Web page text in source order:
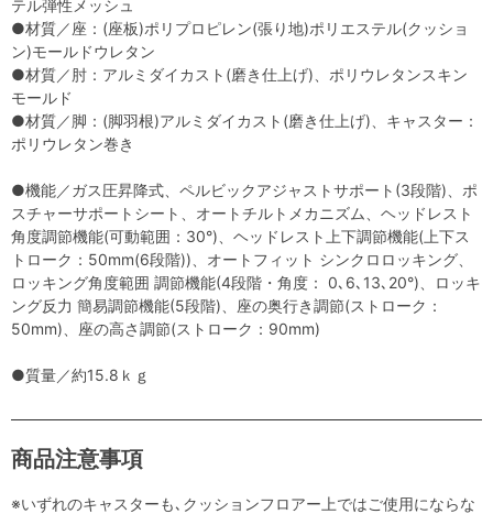
テル弾性メッシュ
●材質／座：(座板)ポリプロピレン(張り地)ポリエステル(クッショ
ン)モールドウレタン
●材質／肘：アルミダイカスト(磨き仕上げ)、ポリウレタンスキン
モールド
●材質／脚：(脚羽根)アルミダイカスト(磨き仕上げ)、キャスター：
ポリウレタン巻き
●機能／ガス圧昇降式、ペルビックアジャストサポート(3段階)、ポ
スチャーサポートシート、オートチルトメカニズム、ヘッドレスト
角度調節機能(可動範囲：30°)、ヘッドレスト上下調節機能(上下ス
トローク：50mm(6段階))、オートフィット シンクロロッキング、
ロッキング角度範囲 調節機能(4段階・角度： 0､6､13､20°)、ロッキ
ング反力 簡易調節機能(5段階)、座の奥行き調節(ストローク：
50mm)、座の高さ調節(ストローク：90mm)
●質量／約15.8ｋｇ
商品注意事項
※いずれのキャスターも､クッションフロアー上ではご使用にならな